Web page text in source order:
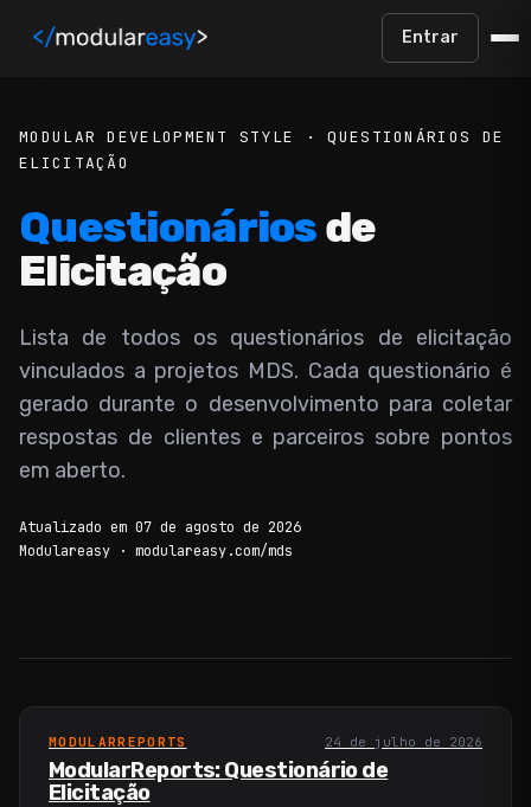
Entrar
MODULAR DEVELOPMENT STYLE · QUESTIONÁRIOS DE
ELICITAÇÃO
Questionáriosde
Elicitação
Lista de todos os questionários de elicitação
vinculados a projetos MDS. Cada questionário é
gerado durante o desenvolvimento para coletar
respostas de clientes e parceiros sobre pontos
em aberto.
Atualizado em 07 de agosto de 2026
Modulareasy · modulareasy.com/mds
MODULARREPORTS 24 de julho de 2026
ModularReports: Questionário de
Elicitação